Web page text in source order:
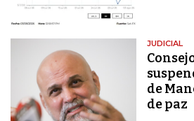
JUDICIAL
de
de paz